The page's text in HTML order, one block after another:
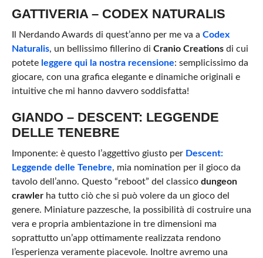
GATTIVERIA – CODEX NATURALIS
Il Nerdando Awards di quest’anno per me va a Codex
Naturalis, un bellissimo fillerino di Cranio Creationsdi cui
potete leggere qui la nostra recensione: semplicissimo da
giocare, con una grafica elegante e dinamiche originali e
intuitive che mi hanno davvero soddisfatta!
GIANDO – DESCENT: LEGGENDE
DELLE TENEBRE
Imponente: è questo l’aggettivo giusto per Descent:
Leggende delle Tenebre, mia nomination per il gioco da
tavolo dell’anno. Questo “reboot” del classico dungeon
crawlerha tutto ciò che si può volere da un gioco del
genere. Miniature pazzesche, la possibilità di costruire una
vera e propria ambientazione in tre dimensioni ma
soprattutto un’app ottimamente realizzata rendono
l’esperienza veramente piacevole. Inoltre avremo una